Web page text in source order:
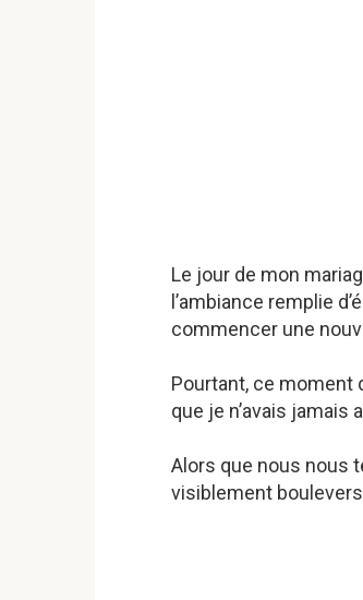
Le jour de mon
l’ambiance remplie
commencer une
Pourtant, ce moment
que je n’avais jamais
Alors que nous nous
visiblement